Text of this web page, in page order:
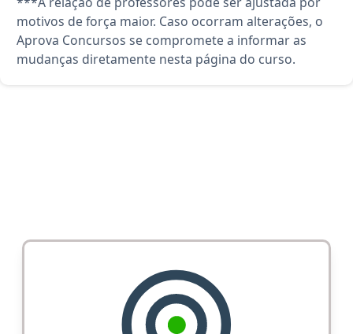
motivos de força maior. Caso ocorram alterações, o
Aprova Concursos se compromete a informar as
mudanças diretamente nesta página do curso.